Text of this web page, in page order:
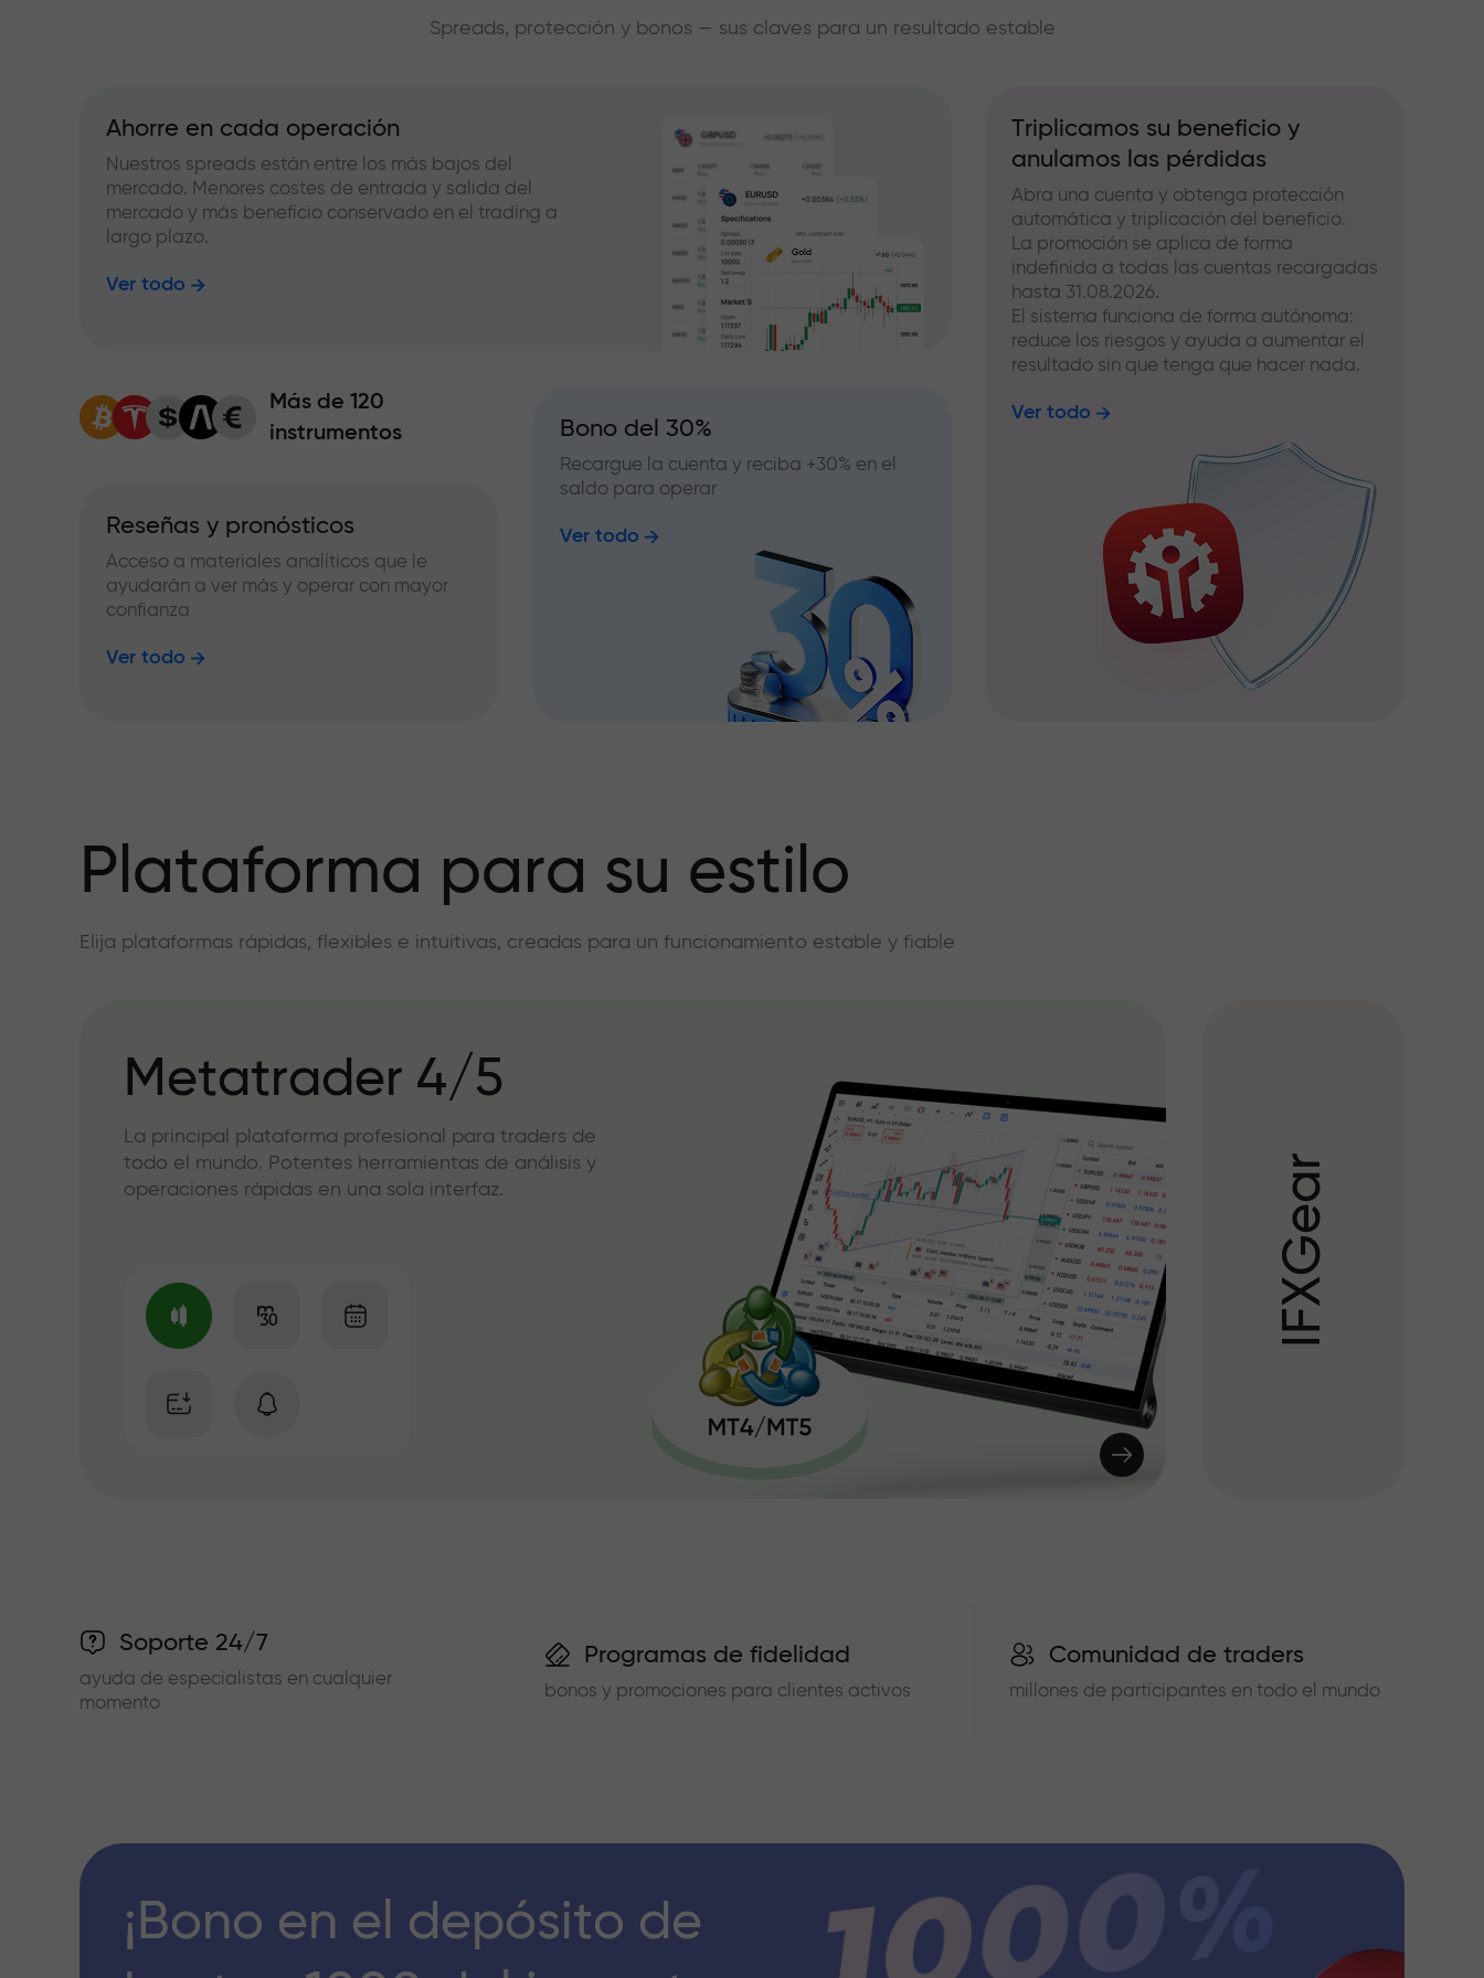
Spreads, protección y bonos — sus claves para un resultado estable
Ahorre en cada operación
Nuestros spreads están entre los más bajos del
mercado. Menores costes de entrada y salida del
mercado y más beneficio conservado en el trading a
largo plazo.
Ver todo
Más de 120
instrumentos
Reseñas y pronósticos
Acceso a materiales analíticos que le
ayudarán a ver más y operar con mayor
confianza
Ver todo
Bono del 30%
Recargue la cuenta y reciba +30% en el
saldo para operar
Ver todo
Triplicamos su beneficio y
anulamos las pérdidas
Abra una cuenta y obtenga protección
automática y triplicación del beneficio.
La promoción se aplica de forma
indefinida a todas las cuentas recargadas
hasta 31.08.2026.
El sistema funciona de forma autónoma:
reduce los riesgos y ayuda a aumentar el
resultado sin que tenga que hacer nada.
Ver todo
Plataforma para su estilo
Elija plataformas rápidas, flexibles e intuitivas, creadas para un funcionamiento estable y fiable
Metatrader 4/5
La principal plataforma profesional para traders de
todo el mundo. Potentes herramientas de análisis y
operaciones rápidas en una sola interfaz.
I
F
X
G
e
a
r
Soporte 24/7
ayuda de especialistas en cualquier
momento
Programas de fidelidad
bonos y promociones para clientes activos
Comunidad de traders
millones de participantes en todo el mundo
¡Bono en el depósito de